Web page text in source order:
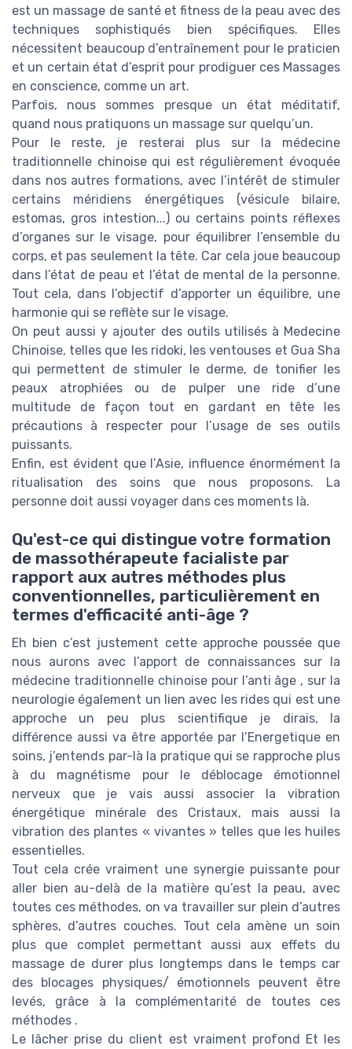
est un massage de santé et fitness de la peau avec des
techniques sophistiqués bien spécifiques. Elles
nécessitent beaucoup d’entraînement pour le praticien
et un certain état d’esprit pour prodiguer ces Massages
en conscience, comme un art.
Parfois, nous sommes presque un état méditatif,
quand nous pratiquons un massage sur quelqu’un.
Pour le reste, je resterai plus sur la médecine
traditionnelle chinoise qui est régulièrement évoquée
dans nos autres formations, avec l’intérêt de stimuler
certains méridiens énergétiques (vésicule bilaire,
estomas, gros intestion...) ou certains points réflexes
d’organes sur le visage, pour équilibrer l’ensemble du
corps, et pas seulement la tête. Car cela joue beaucoup
dans l’état de peau et l’état de mental de la personne.
Tout cela, dans l’objectif d’apporter un équilibre, une
harmonie qui se reflète sur le visage.
On peut aussi y ajouter des outils utilisés à Medecine
Chinoise, telles que les ridoki, les ventouses et Gua Sha
qui permettent de stimuler le derme, de tonifier les
peaux atrophiées ou de pulper une ride d’une
multitude de façon tout en gardant en tête les
précautions à respecter pour l’usage de ses outils
puissants.
Enfin, est évident que l’Asie, influence énormément la
ritualisation des soins que nous proposons. La
personne doit aussi voyager dans ces moments là.
Qu'est-ce qui distingue votre formation
de massothérapeute facialiste par
rapport aux autres méthodes plus
conventionnelles, particulièrement en
termes d'efficacité anti-âge ?
Eh bien c’est justement cette approche poussée que
nous aurons avec l’apport de connaissances sur la
médecine traditionnelle chinoise pour l’anti âge , sur la
neurologie également un lien avec les rides qui est une
approche un peu plus scientifique je dirais, la
différence aussi va être apportée par l’Energetique en
soins, j’entends par-là la pratique qui se rapproche plus
à du magnétisme pour le déblocage émotionnel
nerveux que je vais aussi associer la vibration
énergétique minérale des Cristaux, mais aussi la
vibration des plantes « vivantes » telles que les huiles
essentielles.
Tout cela crée vraiment une synergie puissante pour
aller bien au-delà de la matière qu’est la peau, avec
toutes ces méthodes, on va travailler sur plein d’autres
sphères, d’autres couches. Tout cela amène un soin
plus que complet permettant aussi aux effets du
massage de durer plus longtemps dans le temps car
des blocages physiques/ émotionnels peuvent être
levés, grâce à la complémentarité de toutes ces
méthodes .
Le lâcher prise du client est vraiment profond Et les